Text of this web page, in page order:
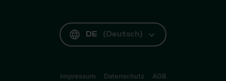
DE (Deutsch)
Impressum Datenschutz AGB